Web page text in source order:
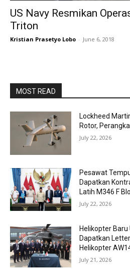
US Navy Resmikan
Triton
Kristian Prasetyo Lobo - June 6, 2018
MOST READ
Lockheed
Rotor,
July 22, 2026
Pesawat
Dapatkan
Latih M346 F
July 22, 2026
Helikopter Baru
Dapatkan
Helikopter
July 21, 2026